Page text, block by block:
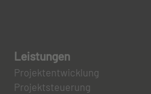
Leistungen
Projektentwicklung
Projektsteuerung